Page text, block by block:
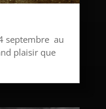
septembre au
plaisir que